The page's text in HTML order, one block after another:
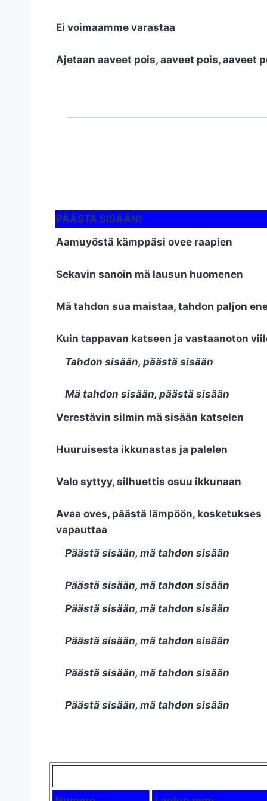
Ei voimaamme varastaa
Ajetaan aaveet pois, aaveet pois, aaveet
PÄÄSTÄ SISÄÄN!
Aamuyöstä kämppäsi ovee raapien
Sekavin sanoin mä lausun huomenen
Mä tahdon sua maistaa, tahdon paljon
Kuin tappavan katseen ja vastaanoton
Tahdon sisään, päästä sisään
Mä tahdon sisään, päästä sisään
Verestävin silmin mä sisään katselen
Huuruisesta ikkunastas ja palelen
Valo syttyy, silhuettis osuu ikkunaan
Avaa oves, päästä lämpöön, kosketukses
vapauttaa
Päästä sisään, mä tahdon sisään
Päästä sisään, mä tahdon sisään
Päästä sisään, mä tahdon sisään
Päästä sisään, mä tahdon sisään
Päästä sisään, mä tahdon sisään
Päästä sisään, mä tahdon sisään